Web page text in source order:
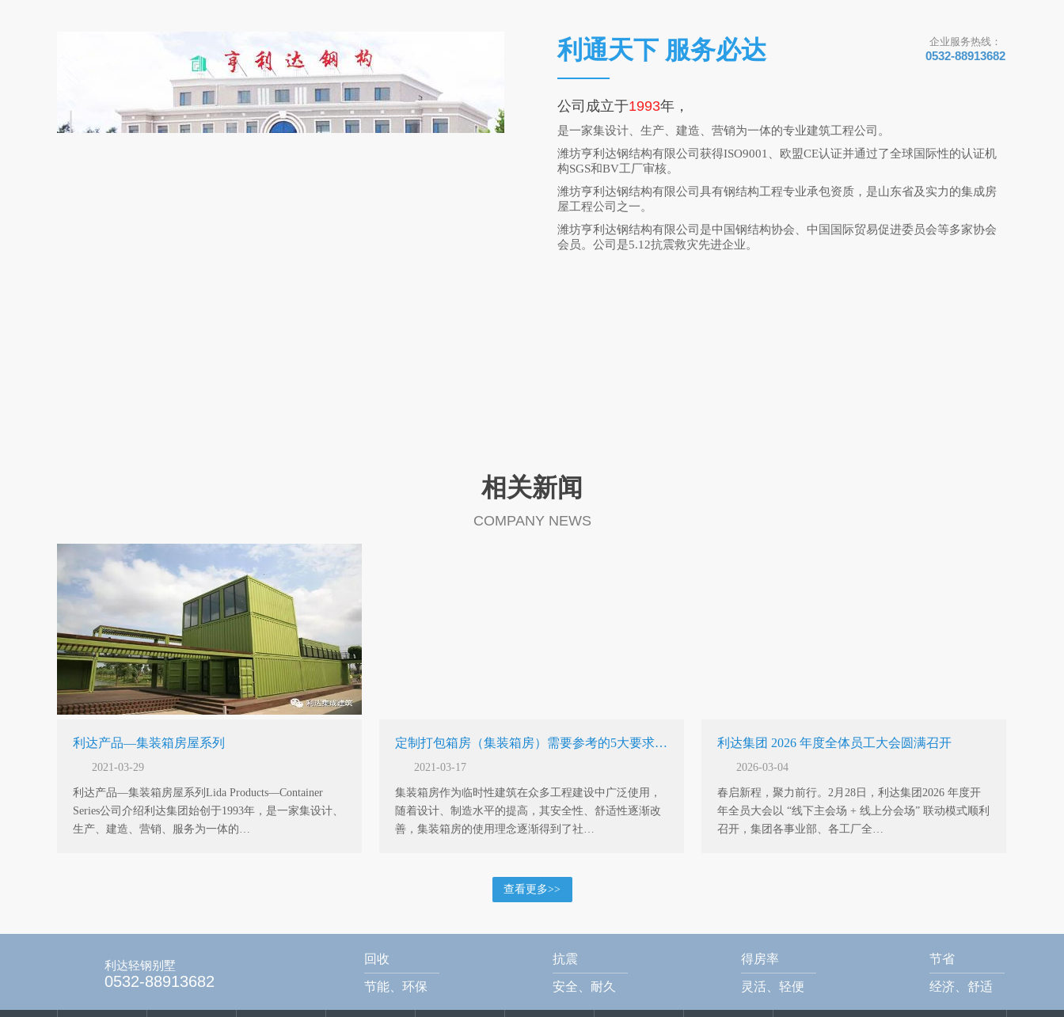
利通天下 服务必达
公司成立于1993年，
是一家集设计、生产、建造、营销为一体的专业建筑工程公司。
潍坊亨利达钢结构有限公司获得ISO9001、欧盟CE认证并通过了全球国际性的认证机
构SGS和BV工厂审核。
潍坊亨利达钢结构有限公司具有钢结构工程专业承包资质，是山东省及实力的集成房
屋工程公司之一。
潍坊亨利达钢结构有限公司是中国钢结构协会、中国国际贸易促进委员会等多家协会
会员。公司是5.12抗震救灾先进企业。
企业服务热线：
0532-88913682
相关新闻
COMPANY NEWS
利达产品—集装箱房屋系列
2021-03-29
利达产品—集装箱房屋系列Lida Products—Container
Series公司介绍利达集团始创于1993年，是一家集设计、
生产、建造、营销、服务为一体的…
定制打包箱房（集装箱房）需要参考的5大要求…
2021-03-17
集装箱房作为临时性建筑在众多工程建设中广泛使用，
随着设计、制造水平的提高，其安全性、舒适性逐渐改
善，集装箱房的使用理念逐渐得到了社…
利达集团 2026 年度全体员工大会圆满召开
2026-03-04
春启新程，聚力前行。2月28日，利达集团2026 年度开
年全员大会以 “线下主会场 + 线上分会场” 联动模式顺利
召开，集团各事业部、各工厂全…
查看更多>>
利达轻钢别墅
0532-88913682
回收
节能、环保
抗震
安全、耐久
得房率
灵活、轻便
节省
经济、舒适